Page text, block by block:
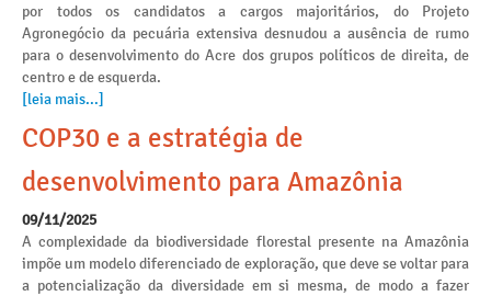
por todos os candidatos a cargos majoritários, do Projeto
Agronegócio da pecuária extensiva desnudou a ausência de rumo
para o desenvolvimento do Acre dos grupos políticos de direita, de
centro e de esquerda.
[leia mais...]
COP30 e a estratégia de
desenvolvimento para Amazônia
09/11/2025
A complexidade da biodiversidade florestal presente na Amazônia
impõe um modelo diferenciado de exploração, que deve se voltar para
a potencialização da diversidade em si mesma, de modo a fazer